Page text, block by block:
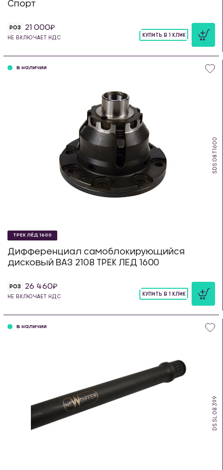
Спорт
РОЗ 21 000
НЕ ВКЛЮЧАЕТ НДС
КУПИТЬ В 1 КЛИК
SDS.08.T1600
в наличии
ТРЕК ЛЁД 1600
Дифференциал самоблокирующийся
дисковый ВАЗ 2108 ТРЕК ЛЕД 1600
РОЗ 26 460
НЕ ВКЛЮЧАЕТ НДС
КУПИТЬ В 1 КЛИК
DS.SL.08.399
в наличии